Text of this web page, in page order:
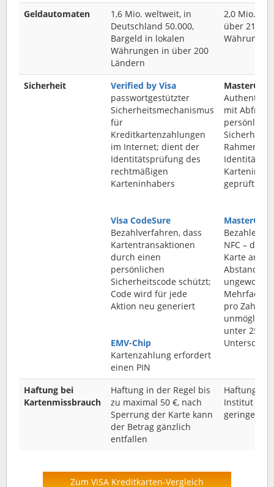
Geldautomaten
1,6 Mio. weltweit, in
Deutschland 50.000,
Bargeld in lokalen
Währungen in über 200
Ländern
2,0 Mio.
über 210
Währungen
Sicherheit
Verified by Visa
passwortgestützter
Sicherheitsmechanismus
für
Kreditkartenzahlungen
im Internet; dient der
Identitätsprüfung des
rechtmäßigen
Karteninhabers
Visa CodeSure
Bezahlverfahren, dass
Kartentransaktionen
durch einen
persönlichen
Sicherheitscode schützt;
Code wird für jede
Aktion neu generiert
EMV-Chip
Kartenzahlung erfordert
einen PIN
mit Abfrage
Rahmen
Identität
geprüft
Bezahlen
NFC –
Karte an
Abstand
ungewollte
pro
unmöglich;
unter 25 €
Unterschrift
Haftung bei
Kartenmissbrauch
Haftung in der Regel bis
zu maximal 50 €, nach
Sperrung der Karte kann
der Betrag gänzlich
entfallen
Haftung
Institut
geringen
Zum VISA Kreditkarten-Vergleich